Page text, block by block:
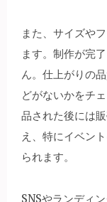
また、サイズや
ます。制作が完
ん。仕上がりの
どがないかをチ
品された後には
え、特にイベン
られます。
SNSやランディ